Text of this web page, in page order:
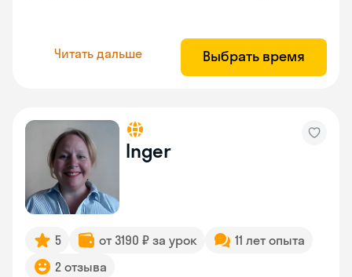
Читать дальше Выбрать время
Inger
5 от 3190 ₽ за урок
11 лет опыта
2 отзыва